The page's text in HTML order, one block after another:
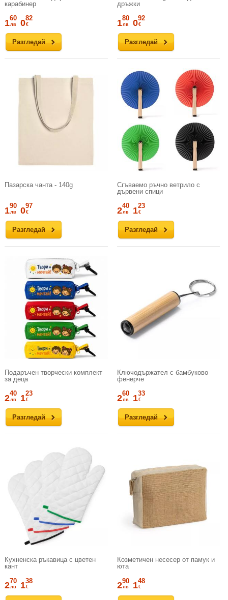
карабинер
Разгледай
160
лв 082
€
дръжки
Разгледай
180
лв 092
€
Пазарска чанта - 140g
Разгледай
190
лв 097
€
Сгъваемо ръчно ветрило с
дървени спици
Разгледай
240
лв 123
€
Подаръчен творчески комплект
за деца
Разгледай
240
лв 123
€
Ключодържател с бамбуково
фенерче
Разгледай
260
лв 133
€
Кухненска ръкавица с цветен
кант
270
лв 138
€
Козметичен несесер от памук и
юта
290
лв 148
€